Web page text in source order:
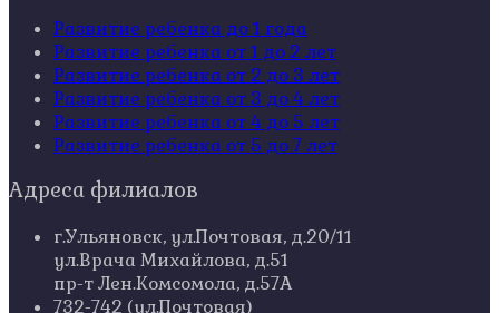
Развитие ребенка до 1 года
Развитие ребенка от 1 до 2 лет
Развитие ребенка от 2 до 3 лет
Развитие ребенка от 3 до 4 лет
Развитие ребенка от 4 до 5 лет
Развитие ребенка от 5 до 7 лет
Адреса филиалов
г.Ульяновск, ул.Почтовая, д.20/11
ул.Врача Михайлова, д.51
пр-т Лен.Комсомола, д.57А
732-742 (ул.Почтовая)